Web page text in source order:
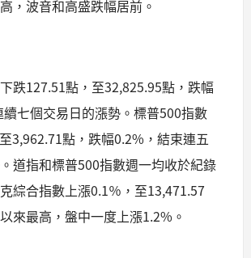
，波音和高盛跌幅居前。
跌127.51點，至32,825.95點，跌幅
七個交易日的漲勢。標普500指數
3,962.71點，跌幅0.2%，結束連五
道指和標普500指數週一均收於紀錄
綜合指數上漲0.1％，至13,471.57
來最高，盤中一度上漲1.2%。